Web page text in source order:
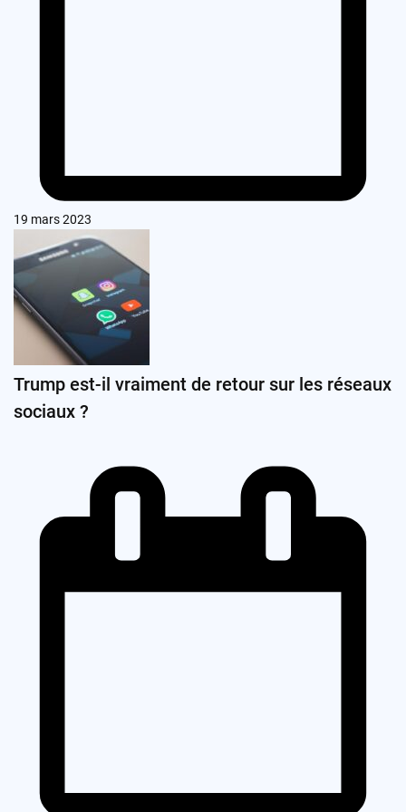
19 mars 2023
Trump est-il vraiment de retour sur les réseaux
sociaux ?